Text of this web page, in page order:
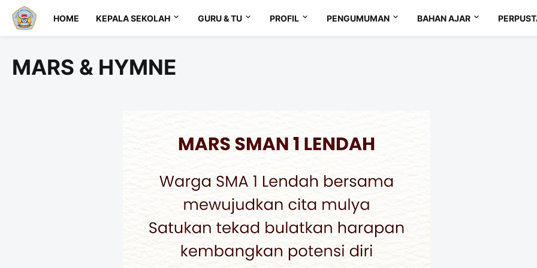
HOME KEPALA SEKOLAH GURU & TU PROFIL PENGUMUMAN BAHAN AJAR
MARS & HYMNE